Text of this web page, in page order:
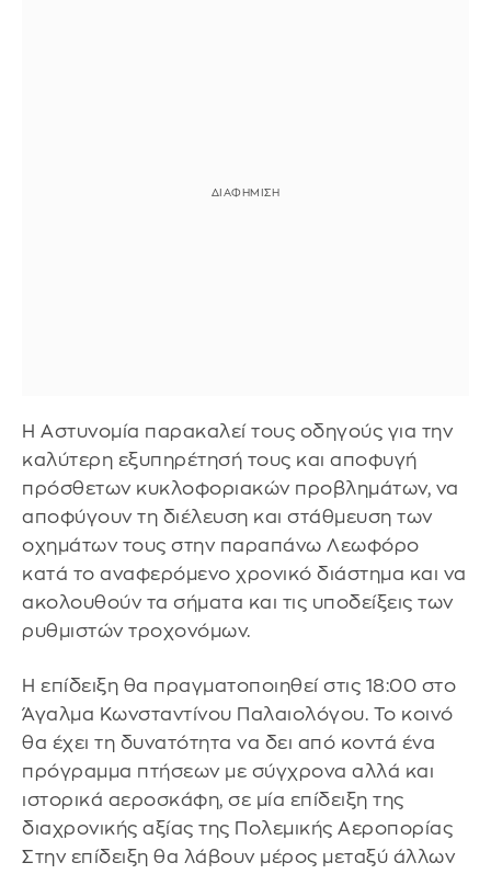
Η Αστυνομία παρακαλεί τους οδηγούς για την
καλύτερη εξυπηρέτησή τους και αποφυγή
πρόσθετων κυκλοφοριακών προβλημάτων, να
αποφύγουν τη διέλευση και στάθμευση των
οχημάτων τους στην παραπάνω Λεωφόρο
κατά το αναφερόμενο χρονικό διάστημα και να
ακολουθούν τα σήματα και τις υποδείξεις των
ρυθμιστών τροχονόμων.
Η επίδειξη θα πραγματοποιηθεί στις 18:00 στο
Άγαλμα Κωνσταντίνου Παλαιολόγου. Το κοινό
θα έχει τη δυνατότητα να δει από κοντά ένα
πρόγραμμα πτήσεων με σύγχρονα αλλά και
ιστορικά αεροσκάφη, σε μία επίδειξη της
διαχρονικής αξίας της Πολεμικής Αεροπορίας
Στην επίδειξη θα λάβουν μέρος μεταξύ άλλων